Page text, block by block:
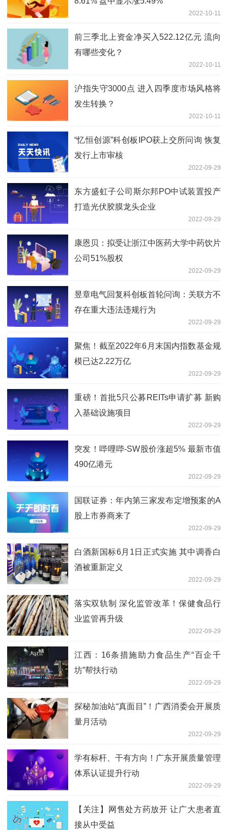
2022-10-11
前三季北上资金净买入522.12亿元 流向
有哪些变化？
2022-10-11
沪指失守3000点 进入四季度市场风格将
发生转换？
2022-10-11
“忆恒创源”科创板IPO获上交所问询 恢复
发行上市审核
2022-09-29
东方盛虹子公司斯尔邦PO中试装置投产
打造光伏胶膜龙头企业
2022-09-29
康恩贝：拟受让浙江中医药大学中药饮片
公司51%股权
2022-09-29
昱章电气回复科创板首轮问询：关联方不
存在重大违法违规行为
2022-09-29
聚焦！截至2022年6月末国内指数基金规
模已达2.22万亿
2022-09-29
重磅！首批5只公募REITs申请扩募 新购
入基础设施项目
2022-09-29
突发！哔哩哔-SW股价涨超5% 最新市值
490亿港元
2022-09-29
国联证券：年内第三家发布定增预案的A
股上市券商来了
2022-09-29
白酒新国标6月1日正式实施 其中调香白
酒被重新定义
2022-09-29
落实双轨制 深化监管改革！保健食品行
业监管再升级
2022-09-29
江西：16条措施助力食品生产“百企千
坊”帮扶行动
2022-09-29
探秘加油站“真面目”！广西消委会开展质
量月活动
2022-09-29
学有标杆、干有方向！广东开展质量管理
体系认证提升行动
2022-09-29
【关注】网售处方药放开 让广大患者直
接从中受益